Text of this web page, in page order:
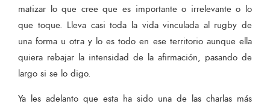
matizar lo que cree que es importante o irrelevante o lo
que toque. Lleva casi toda la vida vinculada al rugby de
una forma u otra y lo es todo en ese territorio aunque ella
quiera rebajar la intensidad de la afirmación, pasando de
largo si se lo digo.
Ya les adelanto que esta ha sido una de las charlas más